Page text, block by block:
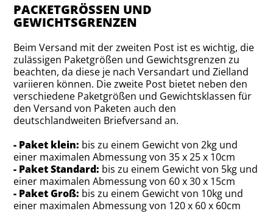
PACKETGRÖSSEN UND G
EWICHTSGRENZEN
Beim Versand mit der zweiten Post ist es wichtig, die
zulässigen Paketgrößen und Gewichtsgrenzen zu
beachten, da diese je nach Versandart und Zielland
variieren können. Die zweite Post bietet neben den
verschiedene Paketgrößen und Gewichtsklassen für
den Versand von Paketen auch den
deutschlandweiten Briefversand an.
- Paket klein: bis zu einem Gewicht von 2kg und
einer maximalen Abmessung von 35 x 25 x 10cm
- Paket Standard: bis zu einem Gewicht von 5kg und
einer maximalen Abmessung von 60 x 30 x 15cm
- Paket Groß: bis zu einem Gewicht von 10kg und
einer maximalen Abmessung von 120 x 60 x 60cm